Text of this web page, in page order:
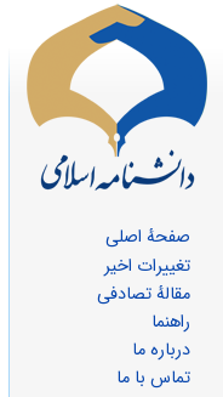
صفحهٔ اصلی
تغییرات اخیر
مقالهٔ تصادفی
راهنما
درباره ما
تماس با ما